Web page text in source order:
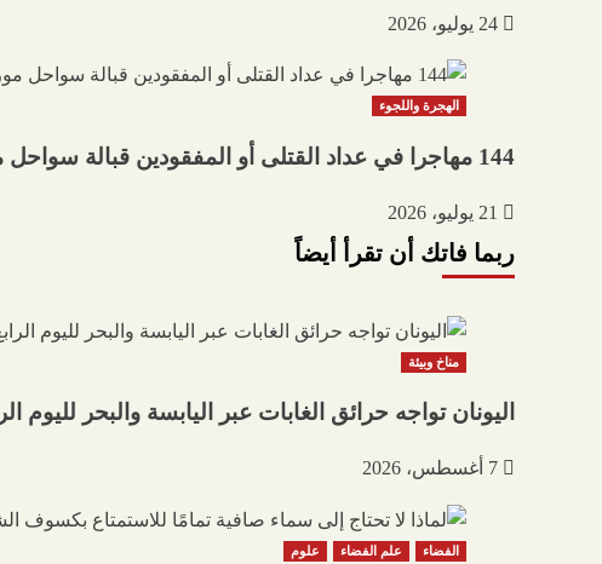
24 يوليو، 2026
الهجرة واللجوء
144 مهاجرا في عداد القتلى أو المفقودين قبالة سواحل موريتانيا
21 يوليو، 2026
ربما فاتك أن تقرأ أيضاً
مناخ وبيئة
اليونان تواجه حرائق الغابات عبر اليابسة والبحر لليوم
7 أغسطس، 2026
الفضاء علم الفضاء علوم